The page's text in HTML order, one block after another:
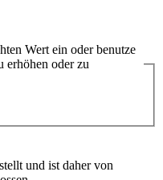
Wert ein oder benutze
erhöhen oder zu
und ist daher von